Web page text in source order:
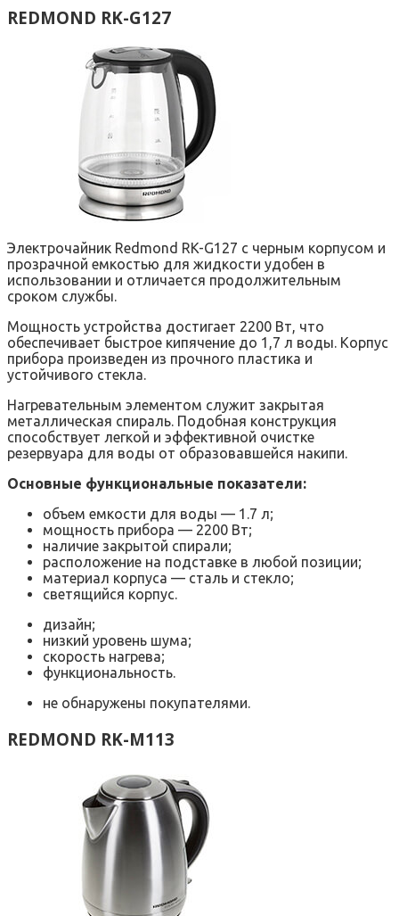
REDMOND RK-G127
Электрочайник Redmond RK-G127 с черным корпусом и
прозрачной емкостью для жидкости удобен в
использовании и отличается продолжительным
сроком службы.
Мощность устройства достигает 2200 Вт, что
обеспечивает быстрое кипячение до 1,7 л воды. Корпус
прибора произведен из прочного пластика и
устойчивого стекла.
Нагревательным элементом служит закрытая
металлическая спираль. Подобная конструкция
способствует легкой и эффективной очистке
резервуара для воды от образовавшейся накипи.
Основные функциональные показатели:
объем емкости для воды — 1.7 л;
мощность прибора — 2200 Вт;
наличие закрытой спирали;
расположение на подставке в любой позиции;
материал корпуса — сталь и стекло;
светящийся корпус.
дизайн;
низкий уровень шума;
скорость нагрева;
функциональность.
не обнаружены покупателями.
REDMOND RK-M113